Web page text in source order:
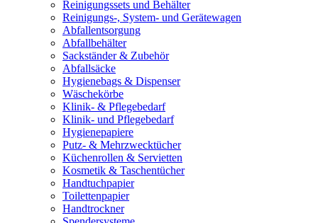
Reinigungssets und Behälter
Reinigungs-, System- und Gerätewagen
Abfallentsorgung
Abfallbehälter
Sackständer & Zubehör
Abfallsäcke
Hygienebags & Dispenser
Wäschekörbe
Klinik- & Pflegebedarf
Klinik- und Pflegebedarf
Hygienepapiere
Putz- & Mehrzwecktücher
Küchenrollen & Servietten
Kosmetik & Taschentücher
Handtuchpapier
Toilettenpapier
Handtrockner